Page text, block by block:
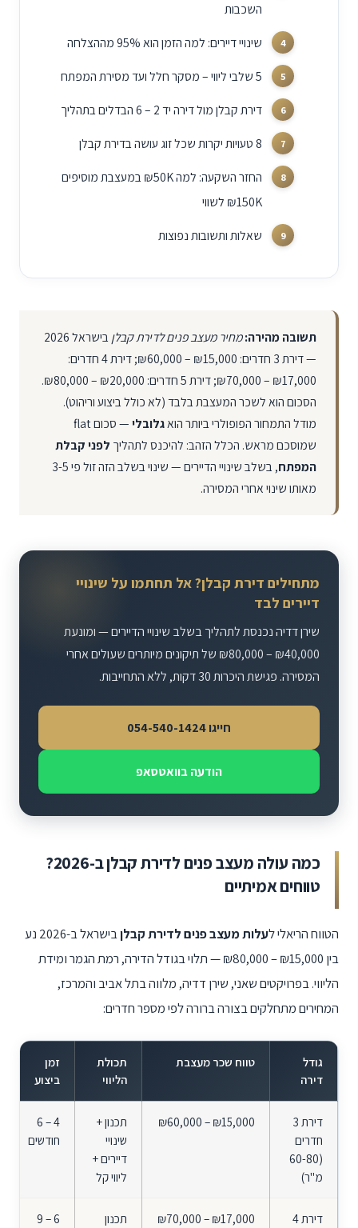
השכבות
שינויי דיירים: למה הזמן הוא 95% מההצלחה
5 שלבי ליווי – מסקר חלל ועד מסירת המפתח
דירת קבלן מול דירה יד 2 – 6 הבדלים בתהליך
8 טעויות יקרות שכל זוג עושה בדירת קבלן
החזר השקעה: למה ₪50K במעצבת מוסיפים
₪150K לשווי
שאלות ותשובות נפוצות
תשובה מהירה:מחיר מעצב פנים לדירת קבלן
בישראל 2026
— דירת 3 חדרים:
₪60,000 – ₪15,000; דירת 4 חדרים:
₪70,000 – ₪17,000; דירת 5 חדרים: ₪80,000 – ₪20,000
.
הסכום הוא לשכר המעצבת בלבד (לא כולל ביצוע וריהוט).
מודל התמחור הפופולרי ביותר הואגלובלי
— סכום flat
שמוסכם מראש. הכלל הזהב: להיכנס לתהליך לפני קבלת
המפתח
, בשלב שינויי הדיירים — שינוי בשלב הזה זול פי 3-5
מאותו שינוי אחרי המסירה.
מתחילים דירת קבלן? אל תחתמו על שינויי
דיירים לבד
שירן דדיה נכנסת לתהליך בשלב שינויי הדיירים — ומונעת
₪80,000 – ₪40,000 של תיקונים מיותרים שעולים אחרי
המסירה. פגישת היכרות 30 דקות, ללא התחייבות.
חייגו 054-540-1424
הודעה בוואטסאפ
כמה עולה מעצב פנים לדירת קבלן ב-2026?
טווחים אמיתיים
הטווח הריאלי לעלות מעצב פנים לדירת קבלן
בישראל ב-2026 נע
בין ₪80,000 – ₪15,000— תלוי בגודל הדירה, רמת הגמר ומידת
הליווי. בפרויקטים שאני, שירן דדיה, מלווה בתל אביב והמרכז,
המחירים מתחלקים בצורה ברורה לפי מספר חדרים:
גודל
דירה
טווח שכר מעצבת
תכולת
הליווי
זמן
ביצוע
דירת 3
חדרים
(60-80
מ"ר)
₪60,000 – ₪15,000
תכנון +
שינויי
דיירים +
ליווי קל
6 – 4
חודשים
דירת 4 ₪70,000 – ₪17,000 תכנון 9 – 6